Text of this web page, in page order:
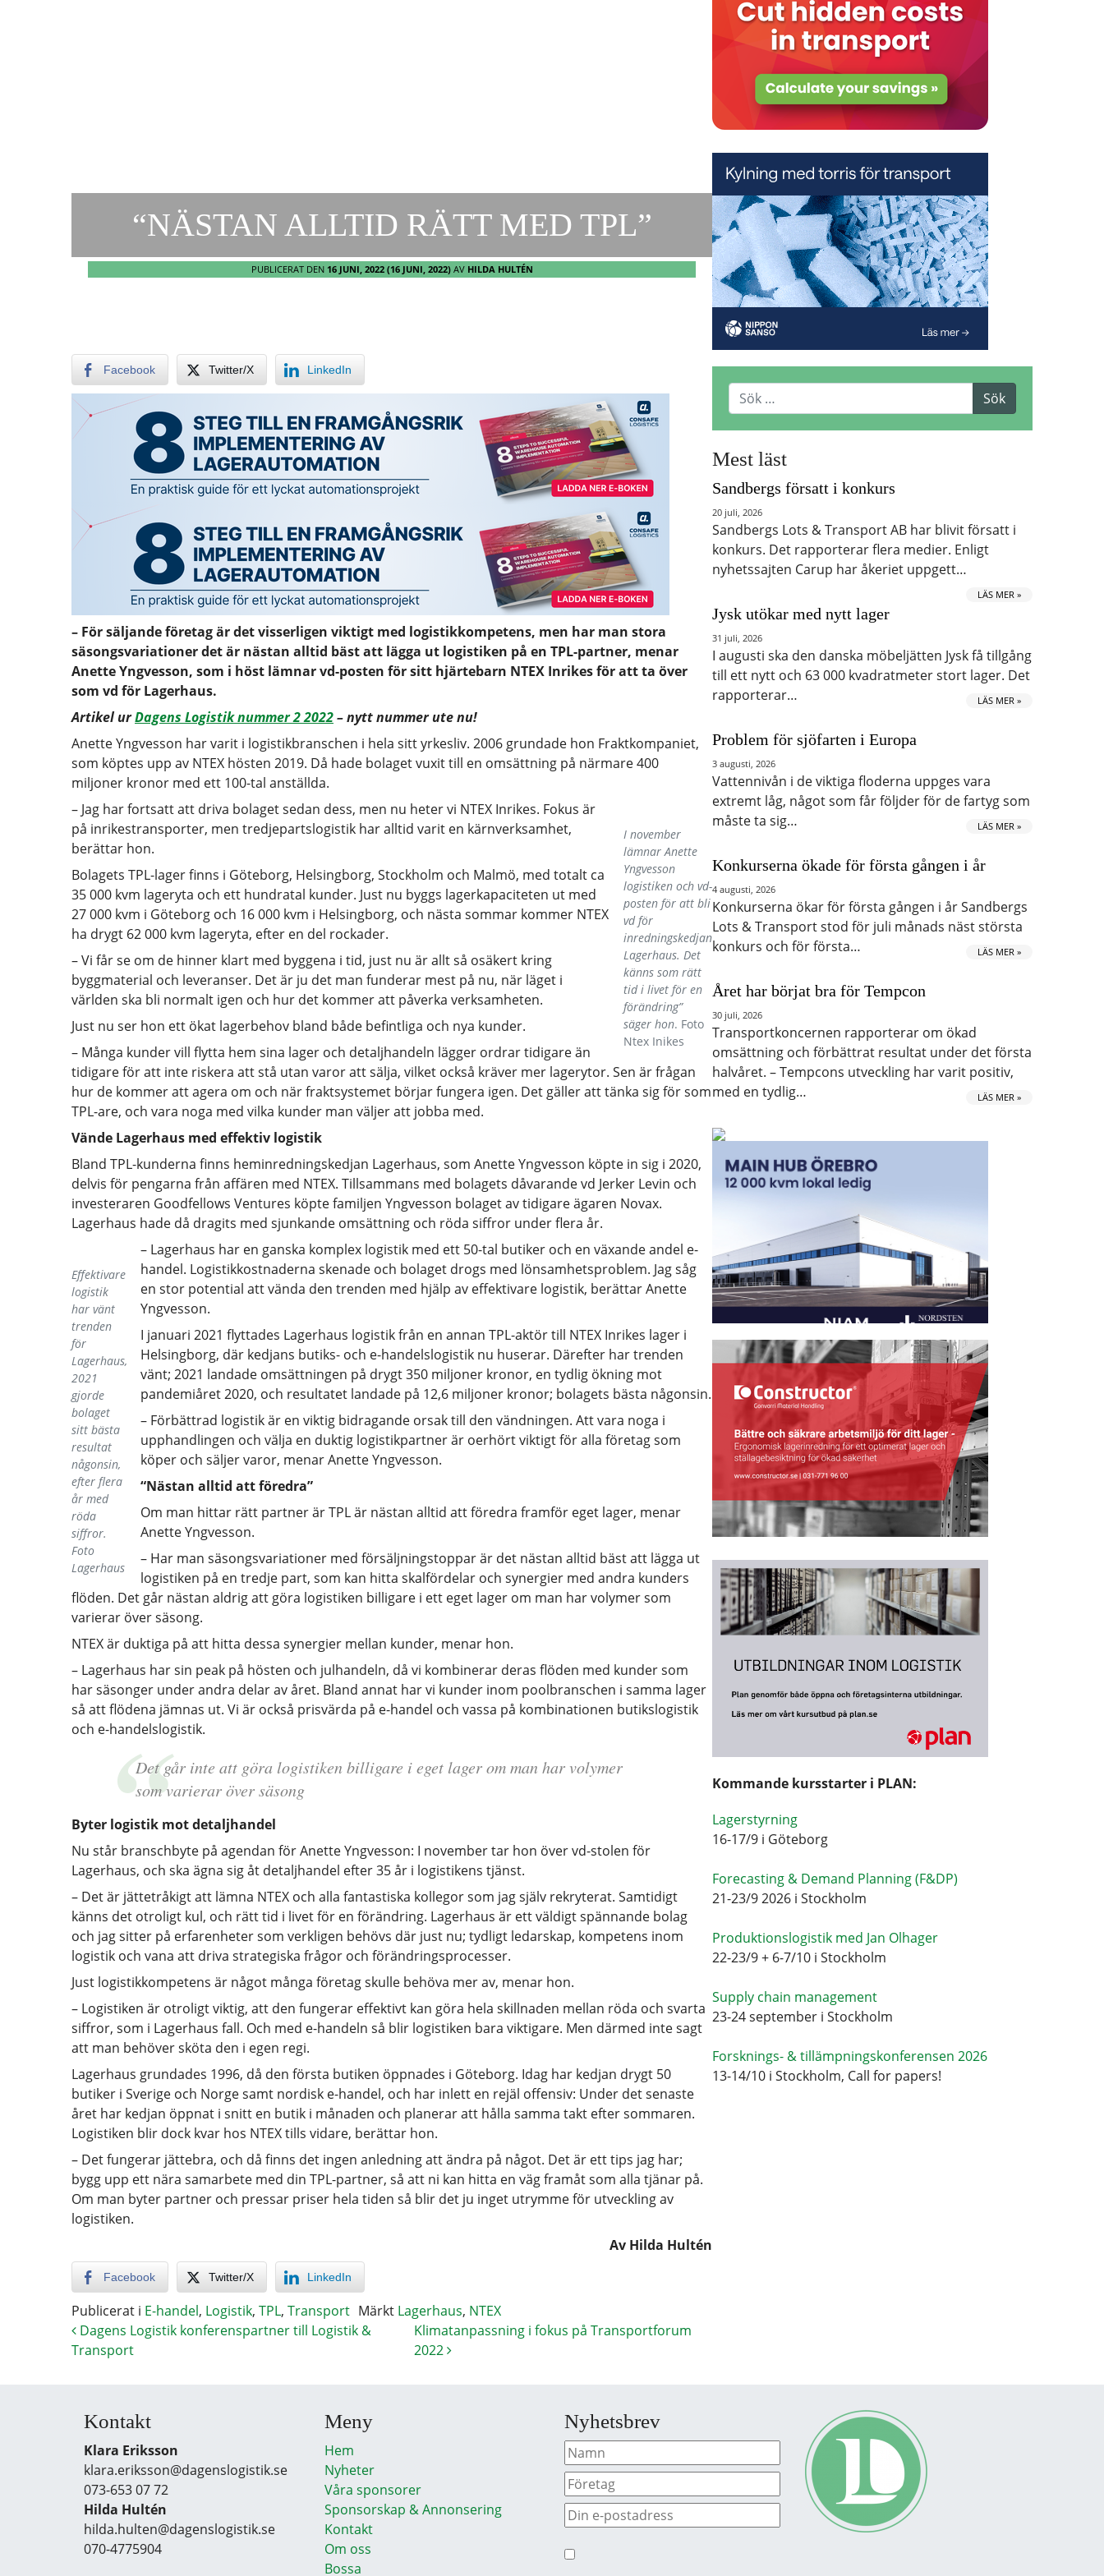
“NÄSTAN ALLTID RÄTT MED TPL”
PUBLICERAT DEN 16 JUNI, 2022(16 JUNI, 2022) AV HILDA HULTÉN
Facebook Twitter/X LinkedIn
– För säljande företag är det visserligen viktigt med logistikkompetens, men har man stora
säsongsvariationer det är nästan alltid bäst att lägga ut logistiken på en TPL-partner, menar
Anette Yngvesson, som i höst lämnar vd-posten för sitt hjärtebarn NTEX Inrikes för att ta över
som vd för Lagerhaus.
Artikel urDagens Logistik nummer 2 2022– nytt nummer ute nu!
Anette Yngvesson har varit i logistikbranschen i hela sitt yrkesliv. 2006 grundade hon Fraktkompaniet,
som köptes upp av NTEX hösten 2019. Då hade bolaget vuxit till en omsättning på närmare 400
miljoner kronor med ett 100-tal anställda.
I november
lämnar Anette
Yngvesson
logistiken och vd-
posten för att bli
vd för
inredningskedjan
Lagerhaus. Det
känns som rätt
tid i livet för en
förändring”
säger hon. Foto
Ntex Inikes
– Jag har fortsatt att driva bolaget sedan dess, men nu heter vi NTEX Inrikes. Fokus är
på inrikestransporter, men tredjepartslogistik har alltid varit en kärnverksamhet,
berättar hon.
Bolagets TPL-lager finns i Göteborg, Helsingborg, Stockholm och Malmö, med totalt ca
35 000 kvm lageryta och ett hundratal kunder. Just nu byggs lagerkapaciteten ut med
27 000 kvm i Göteborg och 16 000 kvm i Helsingborg, och nästa sommar kommer NTEX
ha drygt 62 000 kvm lageryta, efter en del rockader.
– Vi får se om de hinner klart med byggena i tid, just nu är allt så osäkert kring
byggmaterial och leveranser. Det är ju det man funderar mest på nu, när läget i
världen ska bli normalt igen och hur det kommer att påverka verksamheten.
Just nu ser hon ett ökat lagerbehov bland både befintliga och nya kunder.
– Många kunder vill flytta hem sina lager och detaljhandeln lägger ordrar tidigare än
tidigare för att inte riskera att stå utan varor att sälja, vilket också kräver mer lagerytor. Sen är frågan
hur de kommer att agera om och när fraktsystemet börjar fungera igen. Det gäller att tänka sig för som
TPL-are, och vara noga med vilka kunder man väljer att jobba med.
Vände Lagerhaus med effektiv logistik
Bland TPL-kunderna finns heminredningskedjan Lagerhaus, som Anette Yngvesson köpte in sig i 2020,
delvis för pengarna från affären med NTEX. Tillsammans med bolagets dåvarande vd Jerker Levin och
investeraren Goodfellows Ventures köpte familjen Yngvesson bolaget av tidigare ägaren Novax.
Lagerhaus hade då dragits med sjunkande omsättning och röda siffror under flera år.
Effektivare
logistik
har vänt
trenden
för
Lagerhaus,
2021
gjorde
bolaget
sitt bästa
resultat
någonsin,
efter flera
år med
röda
siffror.
Foto
Lagerhaus
– Lagerhaus har en ganska komplex logistik med ett 50-tal butiker och en växande andel e-
handel. Logistikkostnaderna skenade och bolaget drogs med lönsamhetsproblem. Jag såg
en stor potential att vända den trenden med hjälp av effektivare logistik, berättar Anette
Yngvesson.
I januari 2021 flyttades Lagerhaus logistik från en annan TPL-aktör till NTEX Inrikes lager i
Helsingborg, där kedjans butiks- och e-handelslogistik nu huserar. Därefter har trenden
vänt; 2021 landade omsättningen på drygt 350 miljoner kronor, en tydlig ökning mot
pandemiåret 2020, och resultatet landade på 12,6 miljoner kronor; bolagets bästa någonsin.
– Förbättrad logistik är en viktig bidragande orsak till den vändningen. Att vara noga i
upphandlingen och välja en duktig logistikpartner är oerhört viktigt för alla företag som
köper och säljer varor, menar Anette Yngvesson.
“Nästan alltid att föredra”
Om man hittar rätt partner är TPL är nästan alltid att föredra framför eget lager, menar
Anette Yngvesson.
– Har man säsongsvariationer med försäljningstoppar är det nästan alltid bäst att lägga ut
logistiken på en tredje part, som kan hitta skalfördelar och synergier med andra kunders
flöden. Det går nästan aldrig att göra logistiken billigare i ett eget lager om man har volymer som
varierar över säsong.
NTEX är duktiga på att hitta dessa synergier mellan kunder, menar hon.
– Lagerhaus har sin peak på hösten och julhandeln, då vi kombinerar deras flöden med kunder som
har säsonger under andra delar av året. Bland annat har vi kunder inom poolbranschen i samma lager
så att flödena jämnas ut. Vi är också prisvärda på e-handel och vassa på kombinationen butikslogistik
och e-handelslogistik.
Det går inte att göra logistiken billigare i eget lager om man har volymer
som varierar över säsong
Byter logistik mot detaljhandel
Nu står branschbyte på agendan för Anette Yngvesson: I november tar hon över vd-stolen för
Lagerhaus, och ska ägna sig åt detaljhandel efter 35 år i logistikens tjänst.
– Det är jättetråkigt att lämna NTEX och alla fantastiska kollegor som jag själv rekryterat. Samtidigt
känns det otroligt kul, och rätt tid i livet för en förändring. Lagerhaus är ett väldigt spännande bolag
och jag sitter på erfarenheter som verkligen behövs där just nu; tydligt ledarskap, kompetens inom
logistik och vana att driva strategiska frågor och förändringsprocesser.
Just logistikkompetens är något många företag skulle behöva mer av, menar hon.
– Logistiken är otroligt viktig, att den fungerar effektivt kan göra hela skillnaden mellan röda och svarta
siffror, som i Lagerhaus fall. Och med e-handeln så blir logistiken bara viktigare. Men därmed inte sagt
att man behöver sköta den i egen regi.
Lagerhaus grundades 1996, då den första butiken öppnades i Göteborg. Idag har kedjan drygt 50
butiker i Sverige och Norge samt nordisk e-handel, och har inlett en rejäl offensiv: Under det senaste
året har kedjan öppnat i snitt en butik i månaden och planerar att hålla samma takt efter sommaren.
Logistiken blir dock kvar hos NTEX tills vidare, berättar hon.
– Det fungerar jättebra, och då finns det ingen anledning att ändra på något. Det är ett tips jag har;
bygg upp ett nära samarbete med din TPL-partner, så att ni kan hitta en väg framåt som alla tjänar på.
Om man byter partner och pressar priser hela tiden så blir det ju inget utrymme för utveckling av
logistiken.
Av Hilda Hultén
Facebook Twitter/X LinkedIn
Publicerat i E-handel, Logistik, TPL, Transport Märkt Lagerhaus, NTEX
Dagens Logistik konferenspartner till Logistik &
Transport
Klimatanpassning i fokus på Transportforum
2022
Mest läst
Sandbergs försatt i konkurs
20 juli, 2026
Sandbergs Lots & Transport AB har blivit försatt i
konkurs. Det rapporterar flera medier. Enligt
nyhetssajten Carup har åkeriet uppgett…
LÄS MER »
Jysk utökar med nytt lager
31 juli, 2026
I augusti ska den danska möbeljätten Jysk få tillgång
till ett nytt och 63 000 kvadratmeter stort lager. Det
rapporterar…
LÄS MER »
Problem för sjöfarten i Europa
3 augusti, 2026
Vattennivån i de viktiga floderna uppges vara
extremt låg, något som får följder för de fartyg som
måste ta sig…
LÄS MER »
Konkurserna ökade för första gången i år
4 augusti, 2026
Konkurserna ökar för första gången i år Sandbergs
Lots & Transport stod för juli månads näst största
konkurs och för första…
LÄS MER »
Året har börjat bra för Tempcon
30 juli, 2026
Transportkoncernen rapporterar om ökad
omsättning och förbättrat resultat under det första
halvåret. – Tempcons utveckling har varit positiv,
med en tydlig…
LÄS MER »
Kommande kursstarter i PLAN:
Lagerstyrning
16-17/9 i Göteborg
Forecasting & Demand Planning (F&DP)
21-23/9 2026 i Stockholm
Produktionslogistik med Jan Olhager
22-23/9 + 6-7/10 i Stockholm
Supply chain management
23-24 september i Stockholm
Forsknings- & tillämpningskonferensen 2026
13-14/10 i Stockholm, Call for papers!
Kontakt
Klara Eriksson
klara.eriksson@dagenslogistik.se
073-653 07 72
Hilda Hultén
hilda.hulten@dagenslogistik.se
070-4775904
Meny
Hem
Nyheter
Våra sponsorer
Sponsorskap & Annonsering
Kontakt
Om oss
Bossa
Nyhetsbrev